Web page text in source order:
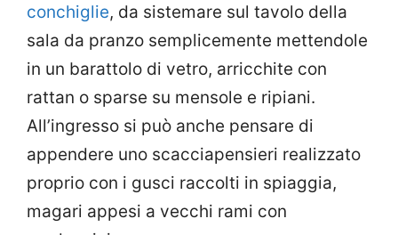
conchiglie, da sistemare sul tavolo della
sala da pranzo semplicemente mettendole
in un barattolo di vetro, arricchite con
rattan o sparse su mensole e ripiani.
All’ingresso si può anche pensare di
appendere uno scacciapensieri realizzato
proprio con i gusci raccolti in spiaggia,
magari appesi a vecchi rami con